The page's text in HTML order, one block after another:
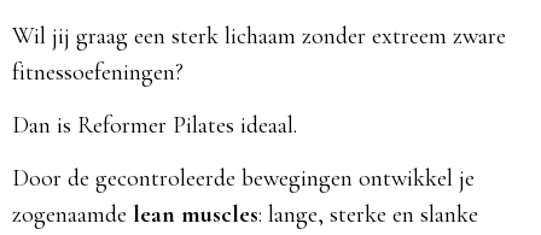
Wil jij graag een sterk lichaam zonder extreem zware
fitnessoefeningen?
Dan is Reformer Pilates ideaal.
Door de gecontroleerde bewegingen ontwikkel je
zogenaamde lean muscles: lange, sterke en slanke